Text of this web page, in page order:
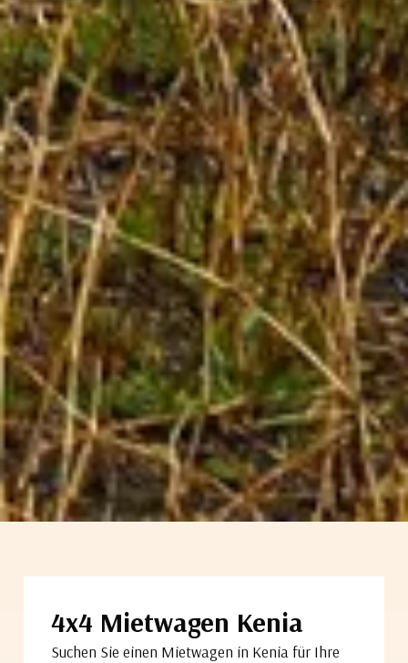
4x4 Mietwagen Kenia
Suchen Sie einen Mietwagen in Kenia für Ihre